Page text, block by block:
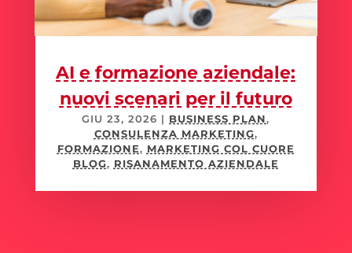
AI e formazione aziendale:
nuovi scenari per il futuro
GIU 23, 2026 | BUSINESS PLAN,
CONSULENZA MARKETING,
FORMAZIONE, MARKETING COL CUORE
BLOG, RISANAMENTO AZIENDALE